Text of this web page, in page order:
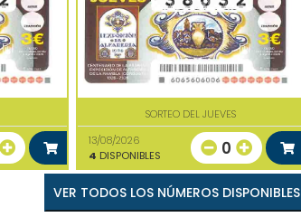
SORTEO DEL JUEVES
13/08/2026
4 DISPONIBLES 0
VER TODOS LOS NÚMEROS DISPONIBLES